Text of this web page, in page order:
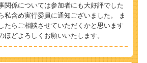
関係については参加者にも大好評でした
私含め実行委員に通知ございました。 ま
たらご相談させていただくかと思います
ほどよろしくお願いいたします。